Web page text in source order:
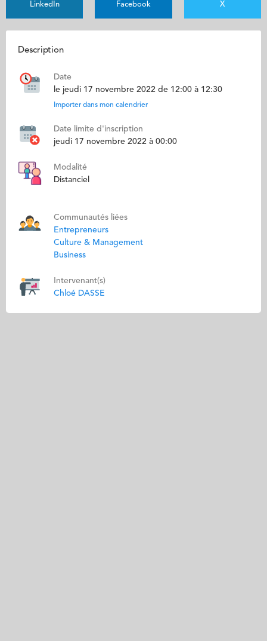
LinkedIn Facebook X
Description
Date
le jeudi 17 novembre 2022 de 12:00 à 12:30
Importer dans mon calendrier
Date limite d'inscription
jeudi 17 novembre 2022 à 00:00
Modalité
Distanciel
Communautés liées
Entrepreneurs
Culture & Management
Business
Intervenant(s)
Chloé DASSE